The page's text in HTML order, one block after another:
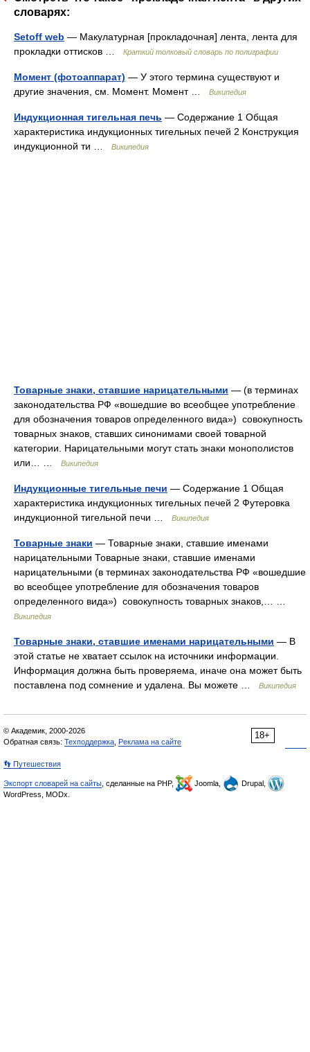
словарях:
Setoff web — Макулатурная [прокладочная] лента, лента для
прокладки оттисков …
Краткий толковый словарь по полиграфии
Момент (фотоаппарат) — У этого термина существуют и
другие значения, см. Момент. Момент …
Википедия
Индукционная тигельная печь — Содержание 1 Общая
характеристика индукционных тигельных печей 2 Конструкция
индукционной ти …
Википедия
Товарные знаки, ставшие нарицательными — (в терминах
законодательства РФ «вошедшие во всеобщее употребление
для обозначения товаров определенного вида») совокупность
товарных знаков, ставших синонимами своей товарной
категории. Нарицательными могут стать знаки монополистов
или… …
Википедия
Индукционные тигельные печи — Содержание 1 Общая
характеристика индукционных тигельных печей 2 Футеровка
индукционной тигельной печи …
Википедия
Товарные знаки — Товарные знаки, ставшие именами
нарицательными Товарные знаки, ставшие именами
нарицательными (в терминах законодательства РФ «вошедшие
во всеобщее употребление для обозначения товаров
определенного вида») совокупность товарных знаков,… …
Википедия
Товарные знаки, ставшие именами нарицательными — В
этой статье не хватает ссылок на источники информации.
Информация должна быть проверяема, иначе она может быть
поставлена под сомнение и удалена. Вы можете …
Википедия
18+
© Академик, 2000-2026
Обратная связь: Техподдержка Реклама на сайте
👣 Путешествия
Экспорт словарей на сайты , сделанные на PHP, Joomla,
Drupal,
WordPress, MODx.